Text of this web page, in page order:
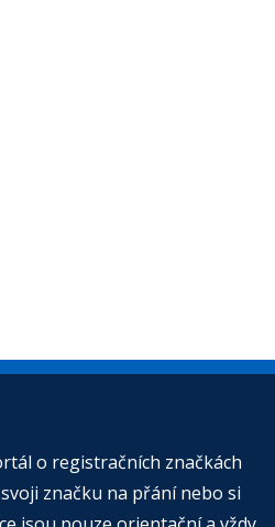
o registračních značkách
značku na přání nebo si